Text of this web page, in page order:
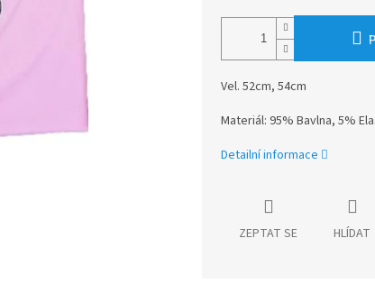
Vel. 52cm, 54cm
Materiál: 95% Bavlna, 5%
Detailní informace
ZEPTAT SE HLÍDAT